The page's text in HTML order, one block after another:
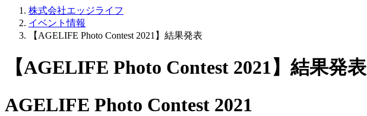
株式会社エッジライフ
イベント情報
【AGELIFE Photo Contest 2021】結果発表
【AGELIFE Photo Contest 2021】結果発表
AGELIFE Photo Contest 2021